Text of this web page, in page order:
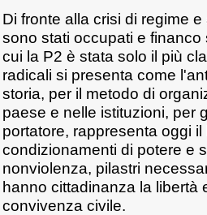
Di fronte alla crisi di regime
sono stati occupati e
cui la P2 è stata solo il più
radicali si presenta come
storia, per il metodo di
paese e nelle istituzioni, per
portatore, rappresenta oggi
condizionamenti di potere e
nonviolenza, pilastri
hanno cittadinanza la libertà
convivenza civile.